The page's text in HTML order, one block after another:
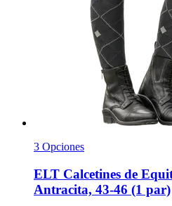
3 Opciones
ELT Calcetines de
Antracita, 43-​46 (1 par)